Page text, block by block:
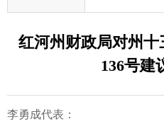
红河州财政局对州
136号建
李勇成代表：